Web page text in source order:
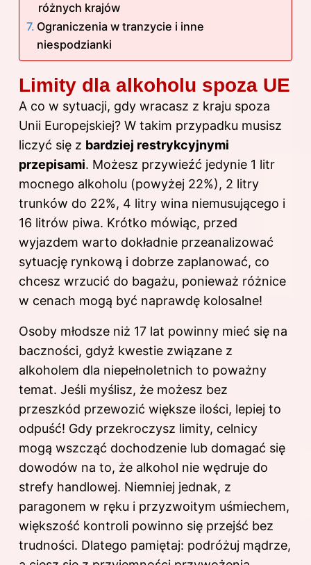
różnych krajów
Ograniczenia w tranzycie i inne
niespodzianki
Limity dla alkoholu spoza UE
A co w sytuacji, gdy wracasz z kraju spoza
Unii Europejskiej? W takim przypadku musisz
liczyć się z bardziej restrykcyjnymi
przepisami. Możesz przywieźć jedynie 1 litr
mocnego alkoholu (powyżej 22%), 2 litry
trunków do 22%, 4 litry wina niemusującego i
16 litrów piwa. Krótko mówiąc, przed
wyjazdem warto dokładnie przeanalizować
sytuację rynkową i dobrze zaplanować, co
chcesz wrzucić do bagażu, ponieważ różnice
w cenach mogą być naprawdę kolosalne!
Osoby młodsze niż 17 lat powinny mieć się na
baczności, gdyż kwestie związane z
alkoholem dla niepełnoletnich to poważny
temat. Jeśli myślisz, że możesz bez
przeszkód przewozić większe ilości, lepiej to
odpuść! Gdy przekroczysz limity, celnicy
mogą wszcząć dochodzenie lub domagać się
dowodów na to, że alkohol nie wędruje do
strefy handlowej. Niemniej jednak, z
paragonem w ręku i przyzwoitym uśmiechem,
większość kontroli powinno się przejść bez
trudności. Dlatego pamiętaj: podróżuj mądrze,